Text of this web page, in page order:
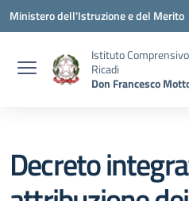
Vai ai contenuti
Vai al menu di navigazione
Vai al footer
Ministero dell'Istruzione e del Merito
Istituto
Ricadi
Don Francesco
Decreto